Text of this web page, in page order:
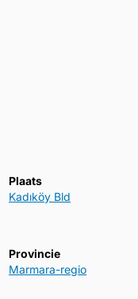
Plaats
Kadıköy Bld
Provincie
Marmara-regio